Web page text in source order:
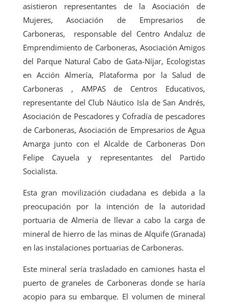
asistieron representantes de la Asociación de
Mujeres, Asociación de Empresarios de
Carboneras, responsable del Centro Andaluz de
Emprendimiento de Carboneras, Asociación Amigos
del Parque Natural Cabo de Gata-Níjar, Ecologistas
en Acción Almería, Plataforma por la Salud de
Carboneras , AMPAS de Centros Educativos,
representante del Club Náutico Isla de San Andrés,
Asociación de Pescadores y Cofradía de pescadores
de Carboneras, Asociación de Empresarios de Agua
Amarga junto con el Alcalde de Carboneras Don
Felipe Cayuela y representantes del Partido
Socialista.
Esta gran movilización ciudadana es debida a la
preocupación por la intención de la autoridad
portuaria de Almería de llevar a cabo la carga de
mineral de hierro de las minas de Alquife (Granada)
en las instalaciones portuarias de Carboneras.
Este mineral sería trasladado en camiones hasta el
puerto de graneles de Carboneras donde se haría
acopio para su embarque. El volumen de mineral